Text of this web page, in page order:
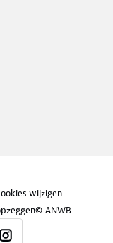
wijzigen
© ANWB